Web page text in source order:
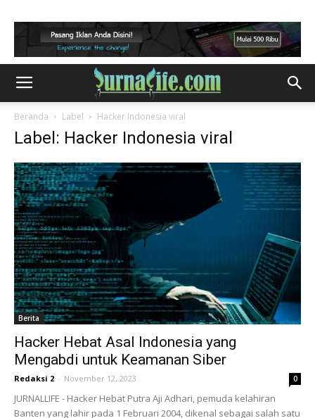
Beranda Label Hacker Indonesia viral
Label: Hacker Indonesia viral
Berita
Hacker Hebat Asal Indonesia yang
Mengabdi untuk Keamanan Siber
Redaksi 2 - November 12, 2023 0
JURNALLIFE - Hacker Hebat Putra Aji Adhari, pemuda kelahiran
Banten yang lahir pada 1 Februari 2004, dikenal sebagai salah satu